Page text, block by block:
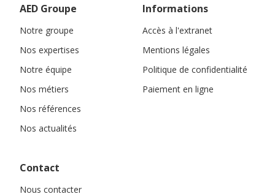
AED Groupe
Notre groupe
Nos expertises
Notre équipe
Nos métiers
Nos références
Nos actualités
Informations
Accès à l'extranet
Mentions légales
Politique de confidentialité
Paiement en ligne
Contact
Nous contacter